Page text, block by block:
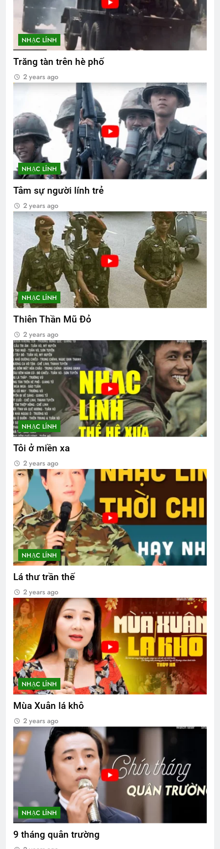
NHẠC LÍNH
Trăng tàn trên hè phố
2 years ago
NHẠC LÍNH
Tâm sự người lính trẻ
2 years ago
NHẠC LÍNH
Thiên Thần Mũ Đỏ
2 years ago
NHẠC LÍNH
Tôi ở miền xa
2 years ago
NHẠC LÍNH
Lá thư trần thế
2 years ago
NHẠC LÍNH
Mùa Xuân lá khô
2 years ago
NHẠC LÍNH
9 tháng quân trường